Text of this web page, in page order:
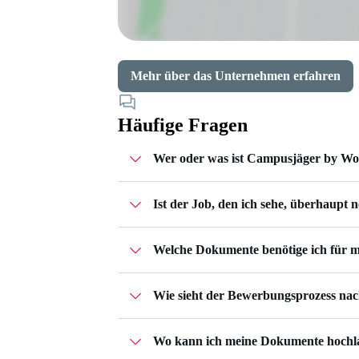
Mehr über das Unternehmen erfahren
Häufige Fragen
Wer oder was ist Campusjäger by
Campusjäger gehört zu Workwise –
Unternehmen und begleiten dich im
Deine Bewerbungen verwaltest du in
Ist der Job, den ich sehe, überhaupt
Welche Dokumente benötige ich für
Das hängt ganz vom Job ab, auf den
Profilvollständig ausfüllst.
Wie sieht der Bewerbungsprozess
Wo kann ich meine Dokumente